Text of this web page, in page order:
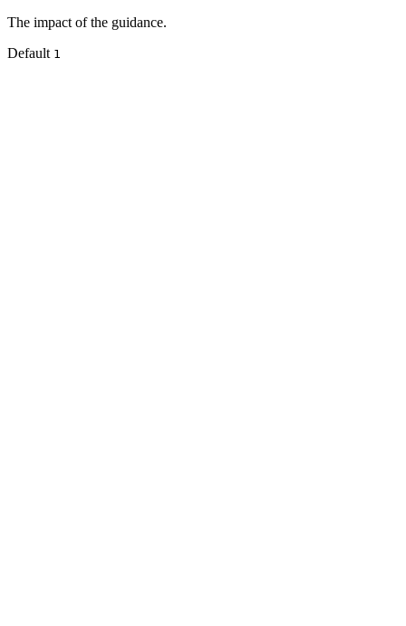
The impact of the guidance.
Default 1